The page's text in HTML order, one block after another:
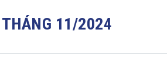
11/2024